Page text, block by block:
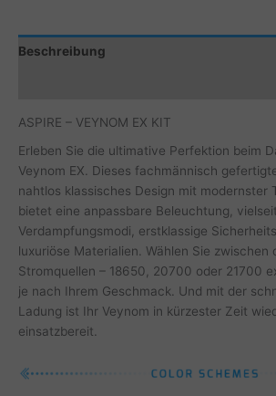
Beschreibung
ASPIRE – VEYNOM EX KIT
Erleben Sie die ultimative Perfektion beim
Veynom EX. Dieses fachmännisch
nahtlos klassisches Design mit modernster
bietet eine anpassbare Beleuchtung,
Verdampfungsmodi, erstklassige
luxuriöse Materialien. Wählen Sie zwischen
Stromquellen – 18650, 20700 oder 21700
je nach Ihrem Geschmack. Und mit der
Ladung ist Ihr Veynom in kürzester Zeit
einsatzbereit.